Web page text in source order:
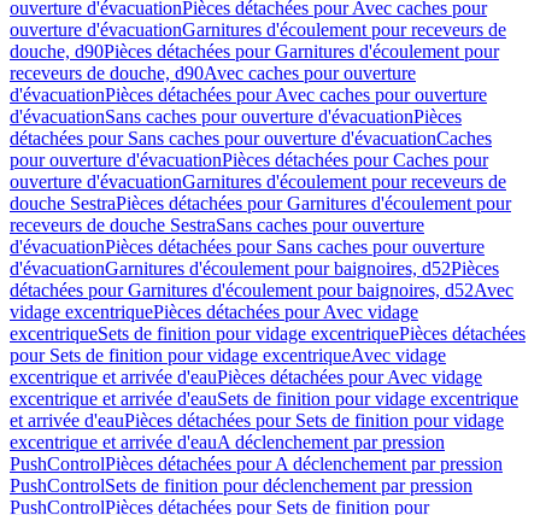
ouverture d'évacuationPièces détachées pour Avec caches pour
ouverture d'évacuationGarnitures d'écoulement pour receveurs de
douche, d90Pièces détachées pour Garnitures d'écoulement pour
receveurs de douche, d90Avec caches pour ouverture
d'évacuationPièces détachées pour Avec caches pour ouverture
d'évacuationSans caches pour ouverture d'évacuationPièces
détachées pour Sans caches pour ouverture d'évacuationCaches
pour ouverture d'évacuationPièces détachées pour Caches pour
ouverture d'évacuationGarnitures d'écoulement pour receveurs de
douche SestraPièces détachées pour Garnitures d'écoulement pour
receveurs de douche SestraSans caches pour ouverture
d'évacuationPièces détachées pour Sans caches pour ouverture
d'évacuationGarnitures d'écoulement pour baignoires, d52Pièces
détachées pour Garnitures d'écoulement pour baignoires, d52Avec
vidage excentriquePièces détachées pour Avec vidage
excentriqueSets de finition pour vidage excentriquePièces détachées
pour Sets de finition pour vidage excentriqueAvec vidage
excentrique et arrivée d'eauPièces détachées pour Avec vidage
excentrique et arrivée d'eauSets de finition pour vidage excentrique
et arrivée d'eauPièces détachées pour Sets de finition pour vidage
excentrique et arrivée d'eauA déclenchement par pression
PushControlPièces détachées pour A déclenchement par pression
PushControlSets de finition pour déclenchement par pression
PushControlPièces détachées pour Sets de finition pour